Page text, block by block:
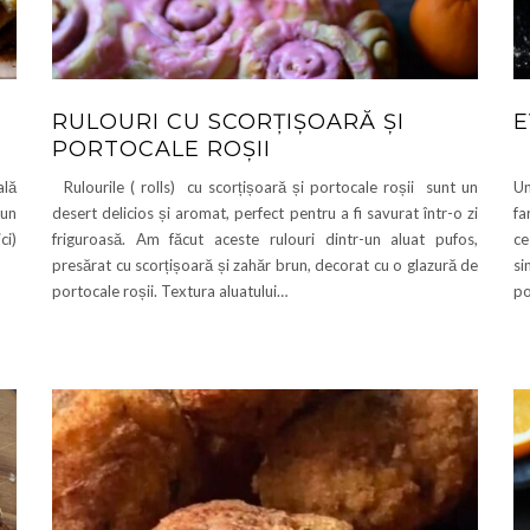
RULOURI CU SCORȚIȘOARĂ ȘI
PORTOCALE ROȘII
Rulourile ( rolls) cu scorțișoară și portocale roșii sunt un
desert delicios și aromat, perfect pentru a fi savurat într-o zi
friguroasă. Am făcut aceste rulouri dintr-un aluat pufos,
presărat cu scorțișoară și zahăr brun, decorat cu o glazură de
portocale roșii. Textura aluatului…